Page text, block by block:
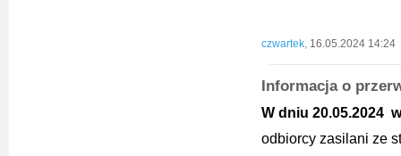
czwartek, 16.05.2024 14:24
Informacja o
W dniu 20.05.2024
odbiorcy zasilani ze